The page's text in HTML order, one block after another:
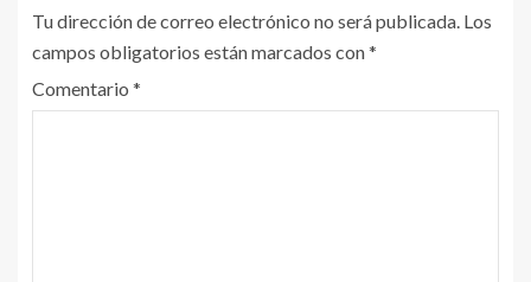
Tu dirección de correo electrónico no será publicada. Los
campos obligatorios están marcados con*
Comentario *